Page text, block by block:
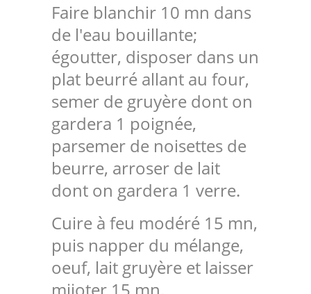
Faire blanchir 10 mn dans
de l'eau bouillante;
égoutter, disposer dans un
plat beurré allant au four,
semer de gruyère dont on
gardera 1 poignée,
parsemer de noisettes de
beurre, arroser de lait
dont on gardera 1 verre.
Cuire à feu modéré 15 mn,
puis napper du mélange,
oeuf, lait gruyère et laisser